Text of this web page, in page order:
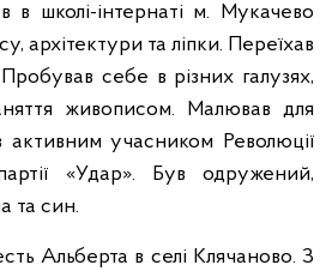
в школі-інтернаті м. Мукачево
архітектури та ліпки. Переїхав
себе в різних галузях,
живописом. Малював для
активним учасником Революції
«Удар». Був одружений,
та син.
Альберта в селі Клячаново. З